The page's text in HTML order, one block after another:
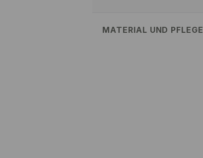
MATERIAL UND PFLEGE